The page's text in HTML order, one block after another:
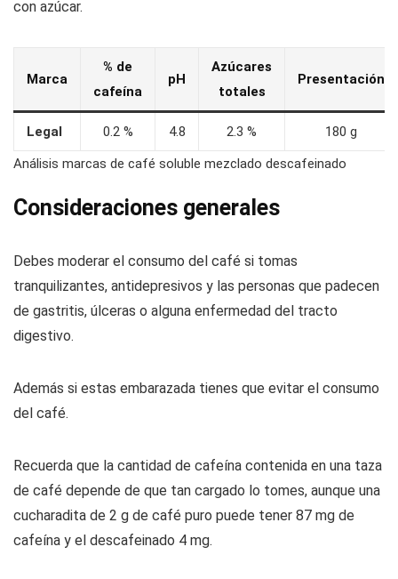
con azúcar.
Marca
% de
cafeína
pH
Azúcares
totales
Presentación
Legal 0.2 % 4.8 2.3 %
180 g
Análisis marcas de café soluble mezclado descafeinado
Consideraciones generales
Debes moderar el consumo del café si tomas
tranquilizantes, antidepresivos y las personas que padecen
de gastritis, úlceras o alguna enfermedad del tracto
digestivo.
Además si estas embarazada tienes que evitar el consumo
del café.
Recuerda que la cantidad de cafeína contenida en una taza
de café depende de que tan cargado lo tomes, aunque una
cucharadita de 2 g de café puro puede tener 87 mg de
cafeína y el descafeinado 4 mg.